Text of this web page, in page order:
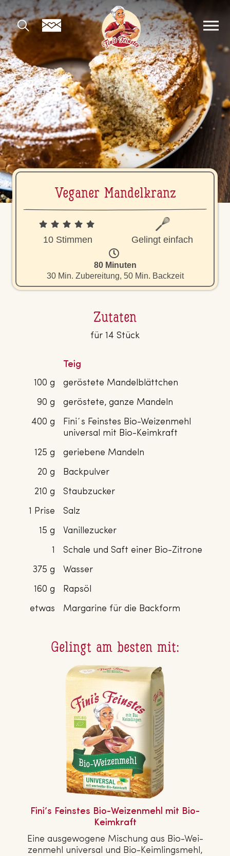
Veganer Man­del­kranz
10 Stimmen Gelingt einfach
80 Minuten
30 Min. Zubereitung, 50 Min. Backzeit
Zutaten
für 14 Stück
Teig
100 g
geröstete Mandelblättchen
90 g
geröstete, ganze Mandeln
400 g
Fini´s Feinstes Bio-Weizenmehl
universal mit Bio-Keimkraft
125 g
geriebene Mandeln
20 g
Backpulver
210 g
Staubzucker
1 Prise
Salz
15 g
Vanillezucker
1
Schale und Saft einer Bio-Zitrone
375 g
Wasser
160 g
Rapsöl
etwas
Margarine für die Backform
Gelingt am besten mit:
Fini’s Feinstes Bio-Wei­zen­mehl mit Bio-
Keimkraft
Eine aus­ge­wo­ge­ne Mischung aus Bio-Wei­
zen­mehl universal und Bio-Keim­lings­mehl,